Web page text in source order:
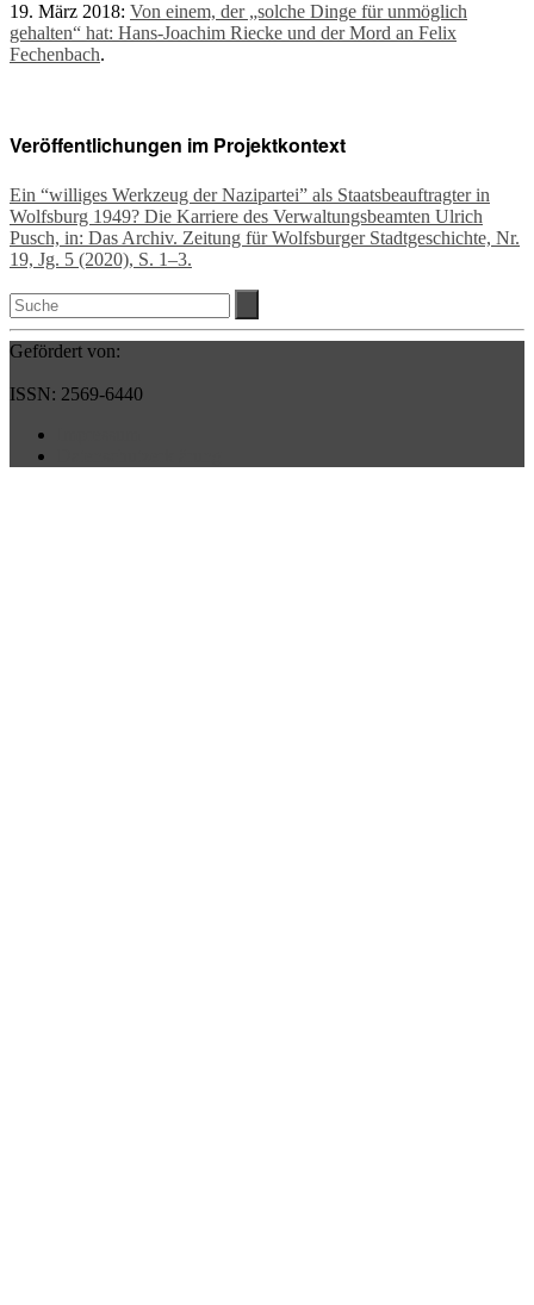
19. März 2018: Von einem, der „solche Dinge für unmöglich
gehalten“ hat: Hans-Joachim Riecke und der Mord an Felix
Fechenbach.
Veröffentlichungen im Projektkontext
Ein “williges Werkzeug der Nazipartei” als Staatsbeauftragter in
Wolfsburg 1949? Die Karriere des Verwaltungsbeamten Ulrich
Pusch, in: Das Archiv. Zeitung für Wolfsburger Stadtgeschichte, Nr.
19, Jg. 5 (2020), S. 1–3.
Gefördert von:
ISSN: 2569-6440